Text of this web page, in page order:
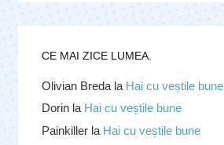
CE MAI ZICE LUMEA.
Olivian Bredala Hai cu veștile bune
Dorinla Hai cu veștile bune
Painkillerla Hai cu veștile bune